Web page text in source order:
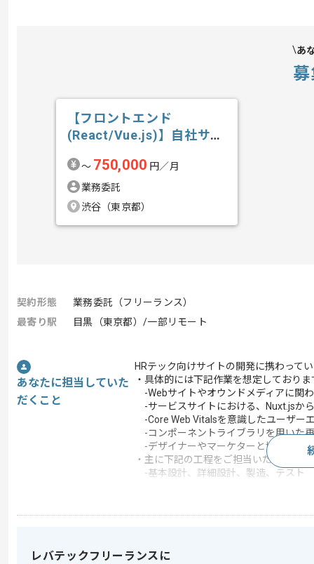
あ
【フロントエンド
(React/Vue.js)】自社サー
〜 750,000 円／月
業務委託
渋谷（東京都）
契約形態
業務委託（フリーランス）
最寄り駅
目黒（東京都）/一部リモート
あなたに担当していた
だくこと
HRテック向けサイトの開発に携わって
・具体的には下記作業を想定しておりま
-Webサイトやオウンドメディアに関
-サービスサイトにおける、Nuxt.jsか
-Core Web Vitalsを意識したユーザー
-コンポーネントライブラリを用いた
-デザイナーやマーケターと協業した
・主に下記の工程をご担当いただきます
-基本設計、詳細設計、製造、テスト
業務内容
レバテックフリーランスに